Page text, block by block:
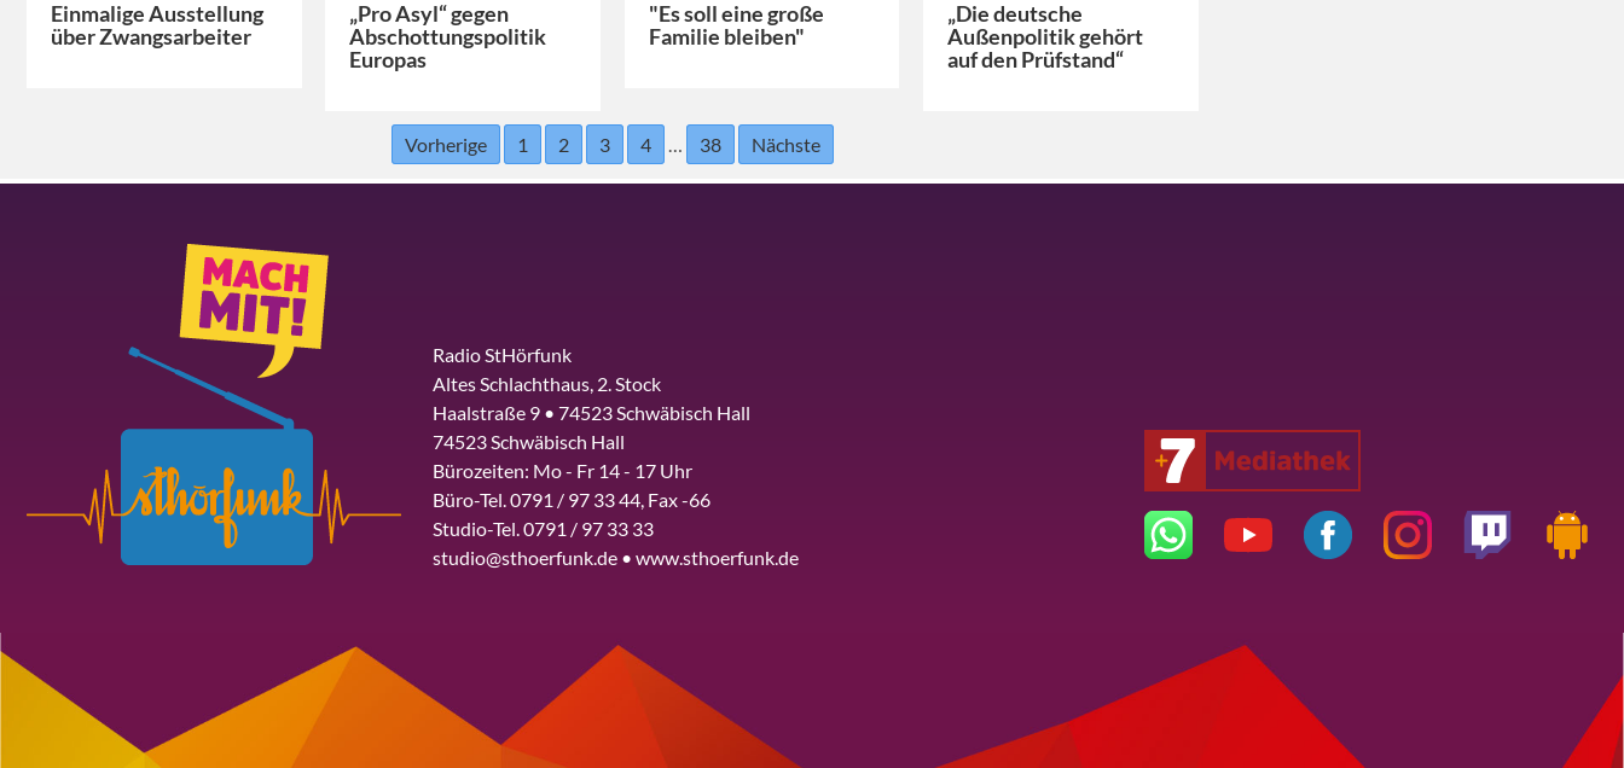
Einmalige Ausstellung
über Zwangsarbeiter
„Pro Asyl“ gegen
Abschottungspolitik
Europas
"Es soll eine große
Familie bleiben"
„Die deutsche
Außenpolitik gehört
auf den Prüfstand“
Vorherige 1 2 3 4 … 38 Nächste
Radio StHörfunk
Altes Schlachthaus, 2. Stock
Haalstraße 9 • 74523 Schwäbisch Hall
74523 Schwäbisch Hall
Bürozeiten: Mo - Fr 14 - 17 Uhr
Büro-Tel. 0791 / 97 33 44, Fax -66
Studio-Tel. 0791 / 97 33 33
studio@sthoerfunk.de • www.sthoerfunk.de